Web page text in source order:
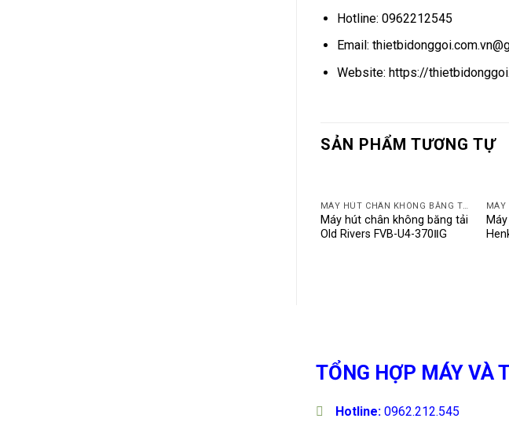
Hotline: 0962212545
Email:
Website: https://
SẢN PHẨM TƯƠNG TỰ
MÁY HÚT CHÂN KHÔNG BĂNG TẢI OLD RIVERS
Máy hút chân không băng tải
Old Rivers FVB-U4-370ⅡG
TỔNG HỢP MÁY VÀ
Hotline: 0962.212.545